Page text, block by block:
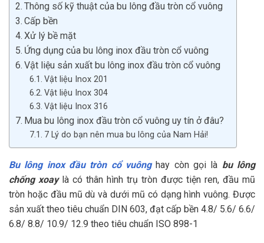
Thông số kỹ thuật của bu lông đầu tròn cổ vuông
Cấp bền
Xử lý bề mặt
Ứng dụng của bu lông inox đầu tròn cổ vuông
Vật liệu sản xuất bu lông inox đầu tròn cổ vuông
Vật liệu Inox 201
Vật liệu Inox 304
Vật liệu Inox 316
Mua bu lông inox đầu tròn cổ vuông uy tín ở đâu?
7 Lý do bạn nên mua bu lông của Nam Hải!
Bu lông inox đầu tròn cổ vuônghay còn gọi là bu lông
chống xoay là có thân hình trụ tròn được tiện ren, đầu mũ
tròn hoặc đầu mũ dù và dưới mũ có dạng hình vuông. Được
sản xuất theo tiêu chuẩn DIN 603, đạt cấp bền 4.8/ 5.6/ 6.6/
6.8/ 8.8/ 10.9/ 12.9 theo tiêu chuẩn ISO 898-1